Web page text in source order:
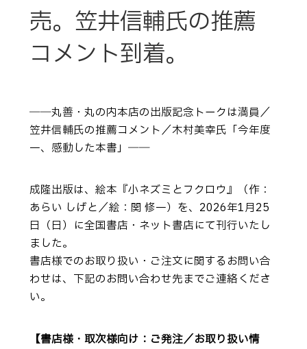
売。笠井信輔氏の推薦
コメント到着。
――丸善・丸の内本店の出版記念トークは満員／
笠井信輔氏の推薦コメント／木村美幸氏「今年度
一、感動した本書」――
成隆出版は、絵本『小ネズミとフクロウ』（作：
あらい しげと／絵：関 修一）を、2026年1月25
日（日）に全国書店・ネット書店にて刊行いたし
ました。
書店様でのお取り扱い・ご注文に関するお問い合
わせは、下記のお問い合わせ先までご連絡くださ
い。
【書店様・取次様向け：ご発注／お取り扱い情